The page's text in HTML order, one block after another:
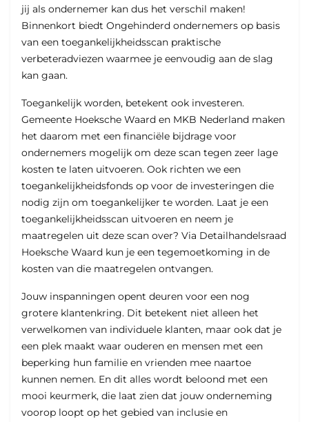
jij als ondernemer kan dus het verschil maken!
Binnenkort biedt Ongehinderd ondernemers op basis
van een toegankelijkheidsscan praktische
verbeteradviezen waarmee je eenvoudig aan de slag
kan gaan.
Toegankelijk worden, betekent ook investeren.
Gemeente Hoeksche Waard en MKB Nederland maken
het daarom met een financiële bijdrage voor
ondernemers mogelijk om deze scan tegen zeer lage
kosten te laten uitvoeren. Ook richten we een
toegankelijkheidsfonds op voor de investeringen die
nodig zijn om toegankelijker te worden. Laat je een
toegankelijkheidsscan uitvoeren en neem je
maatregelen uit deze scan over? Via Detailhandelsraad
Hoeksche Waard kun je een tegemoetkoming in de
kosten van die maatregelen ontvangen.
Jouw inspanningen opent deuren voor een nog
grotere klantenkring. Dit betekent niet alleen het
verwelkomen van individuele klanten, maar ook dat je
een plek maakt waar ouderen en mensen met een
beperking hun familie en vrienden mee naartoe
kunnen nemen. En dit alles wordt beloond met een
mooi keurmerk, die laat zien dat jouw onderneming
voorop loopt op het gebied van inclusie en